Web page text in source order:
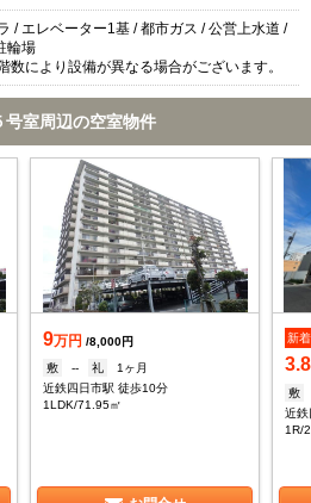
/ エレベーター1基 / 都市ガス / 公営上水道 /
輪場
数により設備が異なる場合がございます。
室周辺の空室物件
9万円 /8,000円
敷
-- 礼
1ヶ月
近鉄四日市駅 徒歩10分
1LDK/71.95㎡
新着
3.8
敷
近鉄
1R/